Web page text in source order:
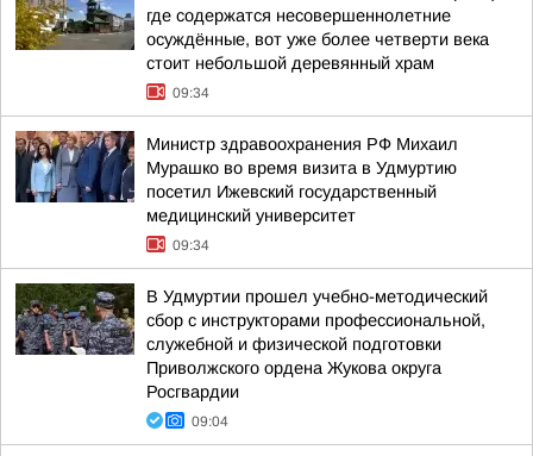
где содержатся несовершеннолетние
осуждённые, вот уже более четверти века
стоит небольшой деревянный храм
09:34
Министр здравоохранения РФ Михаил
Мурашко во время визита в Удмуртию
посетил Ижевский государственный
медицинский университет
09:34
В Удмуртии прошел учебно-методический
сбор с инструкторами профессиональной,
служебной и физической подготовки
Приволжского ордена Жукова округа
Росгвардии
09:04